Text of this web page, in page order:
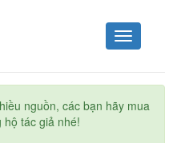
Toggle
navigation
nguồn, các bạn hãy mua
hộ tác giả nhé!